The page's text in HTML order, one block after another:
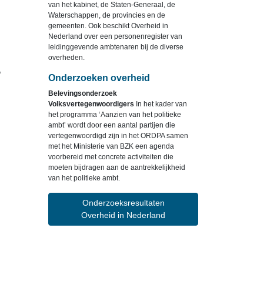
van het kabinet, de Staten-Generaal, de
Waterschappen, de provincies en de
gemeenten. Ook beschikt Overheid in
Nederland over een personenregister van
leidinggevende ambtenaren bij de diverse
overheden.
Onderzoeken overheid
Belevingsonderzoek
Volksvertegenwoordigers In het kader van
het programma ‘Aanzien van het politieke
ambt’ wordt door een aantal partijen die
vertegenwoordigd zijn in het ORDPA samen
met het Ministerie van BZK een agenda
voorbereid met concrete activiteiten die
moeten bijdragen aan de aantrekkelijkheid
van het politieke ambt.
Onderzoeksresultaten
Overheid in Nederland